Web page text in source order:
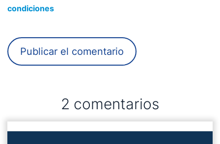
condiciones
2 comentarios